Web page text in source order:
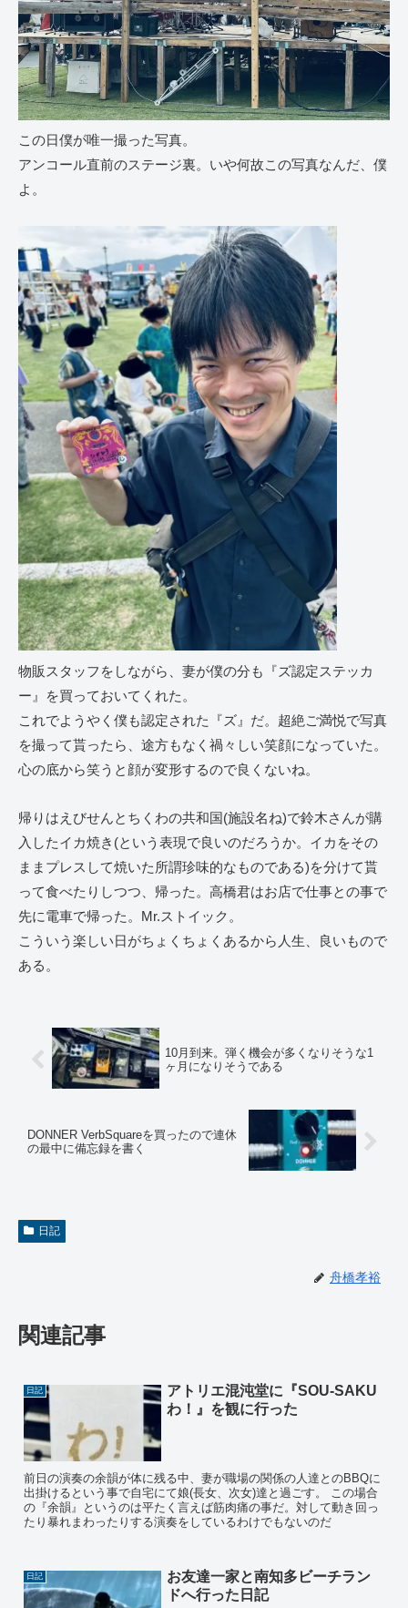
この日僕が唯一撮った写真。
アンコール直前のステージ裏。いや何故この写真なんだ、僕
よ。
物販スタッフをしながら、妻が僕の分も『ズ認定ステッカ
ー』を買っておいてくれた。
これでようやく僕も認定された『ズ』だ。超絶ご満悦で写真
を撮って貰ったら、途方もなく禍々しい笑顔になっていた。
心の底から笑うと顔が変形するので良くないね。
帰りはえびせんとちくわの共和国(施設名ね)で鈴木さんが購
入したイカ焼き(という表現で良いのだろうか。イカをその
ままプレスして焼いた所謂珍味的なものである)を分けて貰
って食べたりしつつ、帰った。高橋君はお店で仕事との事で
先に電車で帰った。Mr.ストイック。
こういう楽しい日がちょくちょくあるから人生、良いもので
ある。
10月到来。弾く機会が多くなりそうな1
ヶ月になりそうである
DONNER VerbSquareを買ったので連休
の最中に備忘録を書く
日記
舟橋孝裕
関連記事
日記
アトリエ混沌堂に『SOU-SAKU
わ！』を観に行った
前日の演奏の余韻が体に残る中、妻が職場の関係の人達とのBBQに
出掛けるという事で自宅にて娘(長女、次女)達と過ごす。 この場合
の『余韻』というのは平たく言えば筋肉痛の事だ。対して動き回っ
たり暴れまわったりする演奏をしているわけでもないのだ
日記
お友達一家と南知多ビーチラン
ドへ行った日記